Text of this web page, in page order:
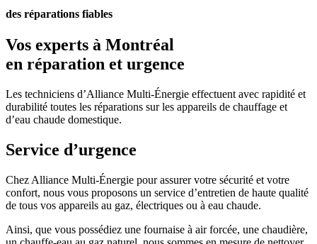
des réparations fiables
Vos experts à Montréal
en réparation et urgence
Les techniciens d’Alliance Multi-Énergie effectuent avec rapidité et
durabilité toutes les réparations sur les appareils de chauffage et
d’eau chaude domestique.
Service d’urgence
Chez Alliance Multi-Énergie pour assurer votre sécurité et votre
confort, nous vous proposons un service d’entretien de haute qualité
de tous vos appareils au gaz, électriques ou à eau chaude.
Ainsi, que vous possédiez une fournaise à air forcée, une chaudière,